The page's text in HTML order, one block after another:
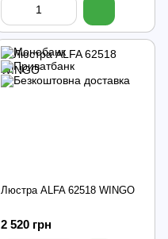
Люстра ALFA 62518 WINGO
2 520 грн